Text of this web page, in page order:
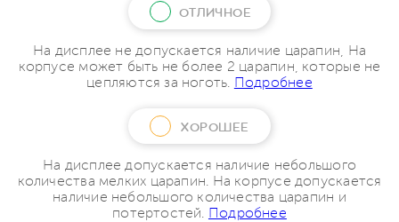
ОТЛИЧНОЕ
На дисплее не допускается наличие царапин, На
корпусе может быть не более 2 царапин, которые не
цепляются за ноготь. Подробнее
ХОРОШЕЕ
На дисплее допускается наличие небольшого
количества мелких царапин. На корпусе допускается
наличие небольшого количества царапин и
потертостей. Подробнее